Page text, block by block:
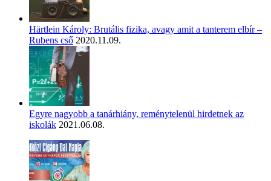
Härtlein Károly: Brutális fizika, avagy amit a tanterem elbír –
Rubens cső 2020.11.09.
Egyre nagyobb a tanárhiány, reménytelenül hirdetnek az
iskolák 2021.06.08.